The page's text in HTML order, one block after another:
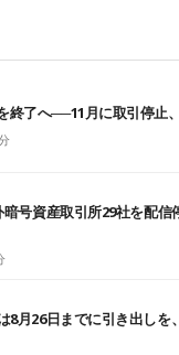
了へ──11月に取引停止
号資産取引所29社を配信
月26日までに引き出しを